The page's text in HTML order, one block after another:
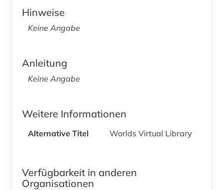
Hinweise
Keine Angabe
Anleitung
Keine Angabe
Weitere Informationen
Alternative Titel Worlds Virtual Library
Verfügbarkeit in anderen
Organisationen